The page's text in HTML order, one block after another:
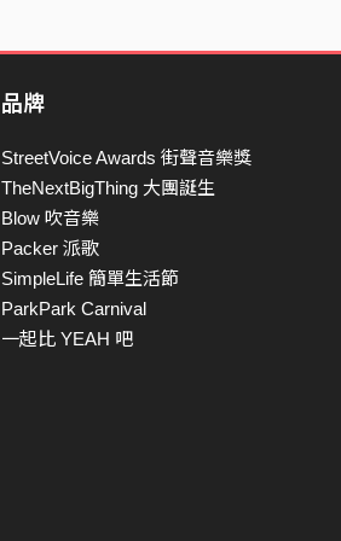
品牌
StreetVoice Awards 街聲音樂獎
TheNextBigThing 大團誕生
Blow 吹音樂
Packer 派歌
SimpleLife 簡單生活節
ParkPark Carnival
一起比 YEAH 吧